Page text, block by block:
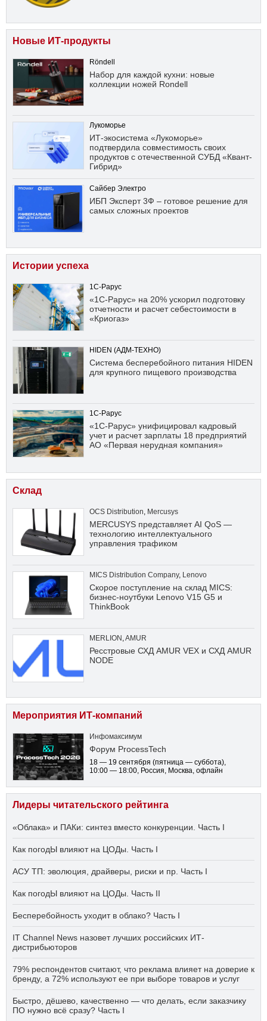
Новые ИТ-продукты
Röndell
Набор для каждой кухни: новые
коллекции ножей Rondell
Лукоморье
ИТ-экосистема «Лукоморье»
подтвердила совместимость своих
продуктов с отечественной СУБД «Квант-
Гибрид»
Сайбер Электро
ИБП Эксперт 3Ф – готовое решение для
самых сложных проектов
Истории успеха
1С-Рарус
«1С-Рарус» на 20% ускорил подготовку
отчетности и расчет себестоимости в
«Криогаз»
HIDEN (АДМ-ТЕХНО)
Система бесперебойного питания HIDEN
для крупного пищевого производства
1С-Рарус
«1С-Рарус» унифицировал кадровый
учет и расчет зарплаты 18 предприятий
АО «Первая нерудная компания»
Склад
OCS Distribution Mercusys
MERCUSYS представляет AI QoS —
технологию интеллектуального
управления трафиком
MICS Distribution Company, Lenovo
Скорое поступление на склад MICS:
бизнес-ноутбуки Lenovo V15 G5 и
ThinkBook
MERLION AMUR
Ресстровые СХД AMUR VEX и СХД AMUR
NODE
Мероприятия ИТ-компаний
Инфомаксимум
Форум ProcessTech
18 — 19 сентября (пятница — суббота)
10:00 — 18:00 , Россия, Москва, офлайн
Лидеры читательского рейтинга
«Облака» и ПАКи: синтез вместо конкуренции. Часть I
Как погодЫ влияют на ЦОДы. Часть I
АСУ ТП: эволюция, драйверы, риски и пр. Часть I
Как погодЫ влияют на ЦОДы. Часть II
Бесперебойность уходит в облако? Часть I
IT Channel News назовет лучших российских ИТ-
дистрибьюторов
79% респондентов считают, что реклама влияет на доверие к
бренду, а 72% используют ее при выборе товаров и услуг
Быстро, дёшево, качественно — что делать, если заказчику
ПО нужно всё сразу? Часть I